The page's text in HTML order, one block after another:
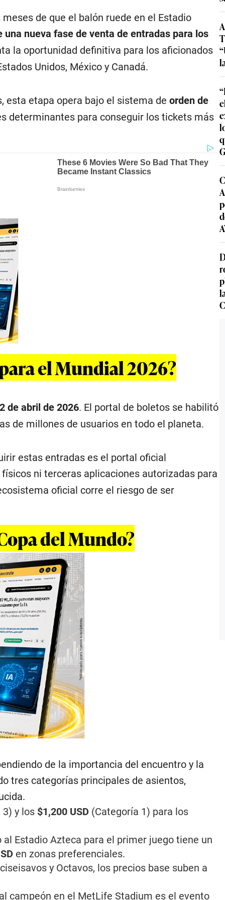
de que el balón ruede en el Estadio
una nueva fase de venta de entradas para los
la oportunidad definitiva para los aficionados
Unidos, México y Canadá.
esta etapa opera bajo el sistema deorden de
determinantes para conseguir los tickets más
el Mundial 2026?
de abril de 2026. El portal de boletos se habilitó
de millones de usuarios en todo el planeta.
estas entradas es el portal oficial
ni terceras aplicaciones autorizadas para
oficial corre el riesgo de ser
del Mundo?
de la importancia del encuentro y la
tres categorías principales de asientos,
3) y los $1,200 USD (Categoría 1) para los
Estadio Azteca para el primer juego tiene un
en zonas preferenciales.
y Octavos, los precios base suben a
campeón en el MetLife Stadium es el evento